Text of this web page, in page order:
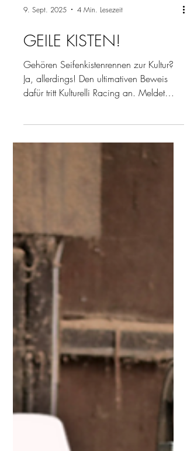
9. Sept. 2025 4 Min. Lesezeit
GEILE KISTEN!
dafür tritt Kulturelli Racing an. Meldet
euch an & seid dabei!